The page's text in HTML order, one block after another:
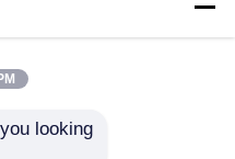
looking